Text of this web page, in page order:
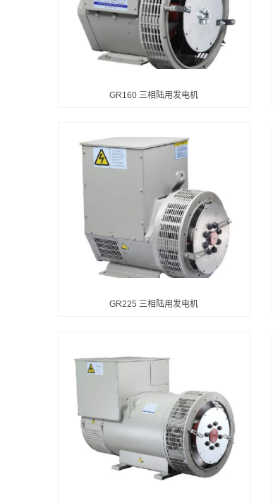
GR160 三相陆用发电机
GR225 三相陆用发电机